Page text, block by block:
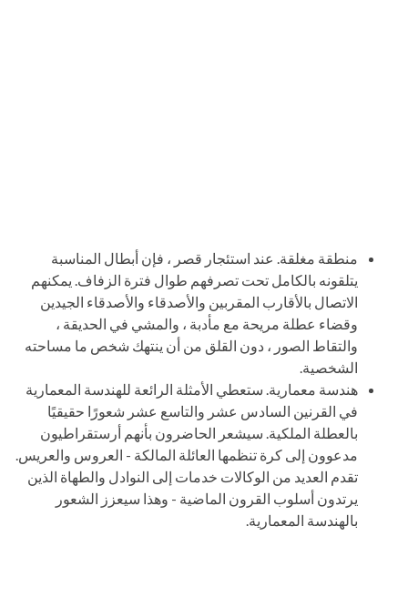
منطقة مغلقة. عند استئجار قصر ، فإن أبطال المناسبة
يتلقونه بالكامل تحت تصرفهم طوال فترة الزفاف. يمكنهم
الاتصال بالأقارب المقربين والأصدقاء والأصدقاء الجيدين
وقضاء عطلة مريحة مع مأدبة ، والمشي في الحديقة ،
والتقاط الصور ، دون القلق من أن ينتهك شخص ما مساحته
الشخصية.
هندسة معمارية. ستعطي الأمثلة الرائعة للهندسة المعمارية
في القرنين السادس عشر والتاسع عشر شعورًا حقيقيًا
بالعطلة الملكية. سيشعر الحاضرون بأنهم أرستقراطيون
مدعوون إلى كرة تنظمها العائلة المالكة - العروس والعريس.
تقدم العديد من الوكالات خدمات إلى النوادل والطهاة الذين
يرتدون أسلوب القرون الماضية - وهذا سيعزز الشعور
بالهندسة المعمارية.